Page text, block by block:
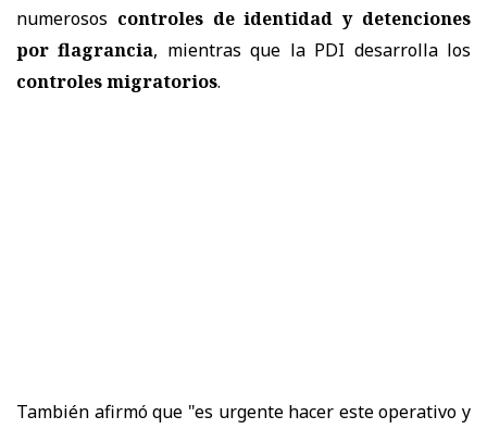
numerosos controles de identidad y detenciones
por flagrancia, mientras que la PDI desarrolla los
controles migratorios.
También afirmó que "es urgente hacer este operativo y